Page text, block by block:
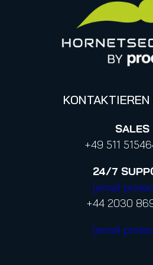
SALES
+49 511
24/7
[email
+44 2030
[email